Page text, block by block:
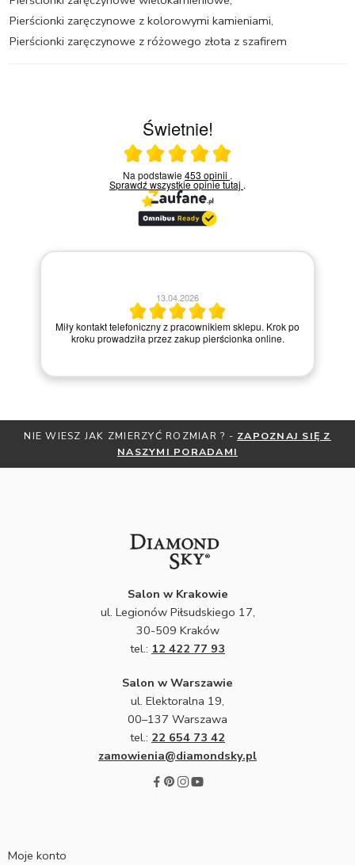
Pierścionki zaręczynowe z kolorowymi kamieniami,
Pierścionki zaręczynowe z różowego złota z szafirem
Świetnie!
Ocena średnia 5 na 5
Na podstawie453 opinii .
Sprawdź wszystkie opinietutaj .
13.04.2026
Miły kontakt telefoniczny z pracownikiem sklepu. Krok po
kroku prowadziła przez zakup pierścionka online.
NIE WIESZ JAK ZMIERZYĆ ROZMIAR ? - ZAPOZNAJ SIĘ Z
NASZYMI PORADAMI
Salon w Krakowie
ul. Legionów Piłsudskiego 17,
30-509 Kraków
tel.: 12 422 77 93
Salon w Warszawie
ul. Elektoralna 19,
00–137 Warszawa
tel.: 22 654 73 42
zamowienia@diamondsky.pl
Moje konto